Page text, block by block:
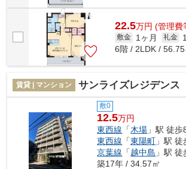
22.5万円 (管理費
敷金 1ヶ月 礼金
6階 / 2LDK / 56.75
賃貸 | マンション サンライズレジデンス
敷0
12.5万円
東西線 「木場 」駅 徒歩
東西線 「東陽町 」駅
京葉線 「越中島 」駅
築17年 / 34.57㎡